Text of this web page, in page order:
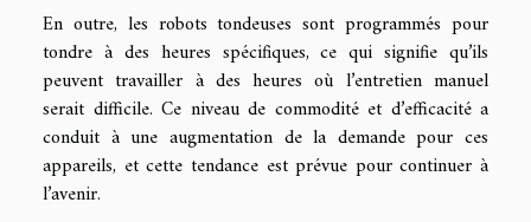
En outre, les robots tondeuses sont programmés pour
tondre à des heures spécifiques, ce qui signifie qu’ils
peuvent travailler à des heures où l’entretien manuel
serait difficile. Ce niveau de commodité et d’efficacité a
conduit à une augmentation de la demande pour ces
appareils, et cette tendance est prévue pour continuer à
l’avenir.